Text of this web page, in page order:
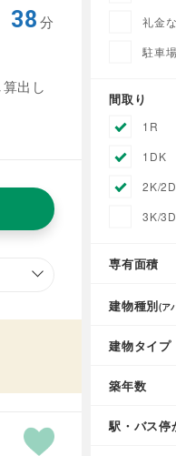
38 分
出し
礼金
駐車
間取り
1R
1DK
2K/
3K/
専有面積
建物種別(ア
建物タイプ
築年数
駅・バス停